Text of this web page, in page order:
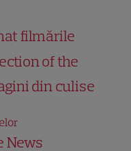
filmările
of the
din culise
News